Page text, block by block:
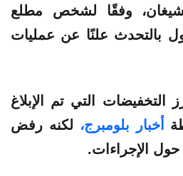
وفقًا لشخص مطلع
بالتحدث علنًا عن عمليات
التي تم الإبلاغ
أخبار بلومبرج، لكنه رفض
الإجراءات.